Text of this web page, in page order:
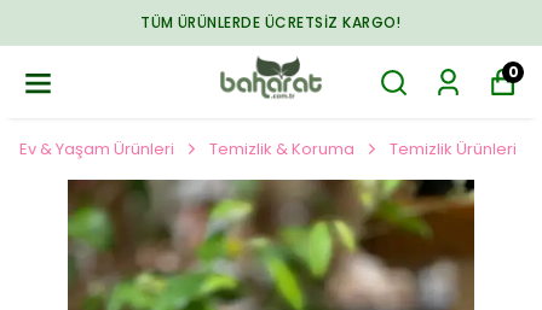
TÜM ÜRÜNLERDE ÜCRETSIZ KARGO!
0
Ev & Yaşam Ürünleri Temizlik & Koruma Temizlik Ürünleri